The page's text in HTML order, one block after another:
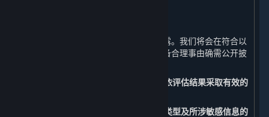
您的个人信息原则上不会被我们公开披露。我们将会在符合以
下要求的情况下，经法律法规授权或具备合理事由确需公开披
1. 事先开展个人信息安全影响评估，并依评估结果采取有效的
2. 向您告知公开披露个人信息的目的、类型及所涉敏感信息的